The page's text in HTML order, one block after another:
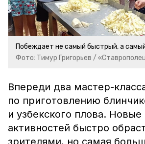
Побеждает не самый быстрый, а
Фото: Тимур Григорьев /
Впереди два мастер-
по приготовлению
и узбекского плова. Новые
активностей быстро
зрителями, но самая